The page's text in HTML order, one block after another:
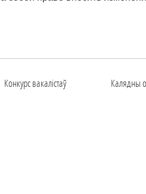
Конкурс вакалiстаў Калядны